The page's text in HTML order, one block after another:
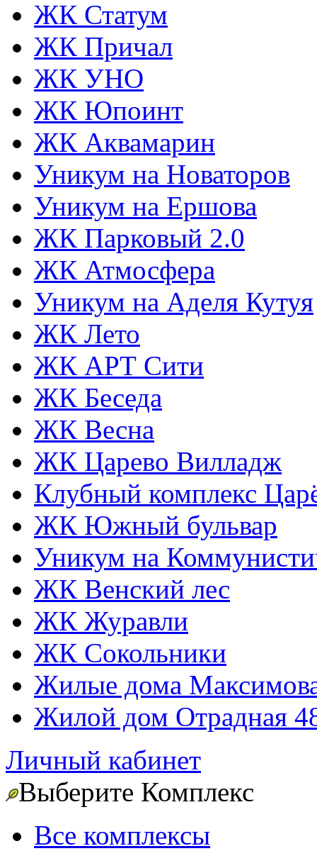
ЖК Статум
ЖК Причал
ЖК УНО
ЖК Юпоинт
ЖК Аквамарин
Уникум на Новаторов
Уникум на Ершова
ЖК Парковый 2.0
ЖК Атмосфера
Уникум на Аделя Кутуя
ЖК Лето
ЖК АРТ Сити
ЖК Беседа
ЖК Весна
ЖК Царево Вилладж
Клубный комплекс
ЖК Южный бульвар
Уникум на
ЖК Венский лес
ЖК Журавли
ЖК Сокольники
Жилые дома
Жилой дом Отрадная
Личный кабинет
Выберите Комплекс
Все комплексы